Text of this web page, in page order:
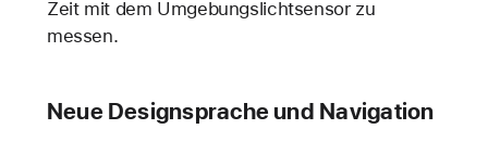
Zeit mit dem Umgebungslichtsensor zu
messen.
Neue Designsprache und Navigation